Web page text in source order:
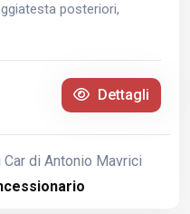
posteriori,
Dettagli
di Antonio Mavrici